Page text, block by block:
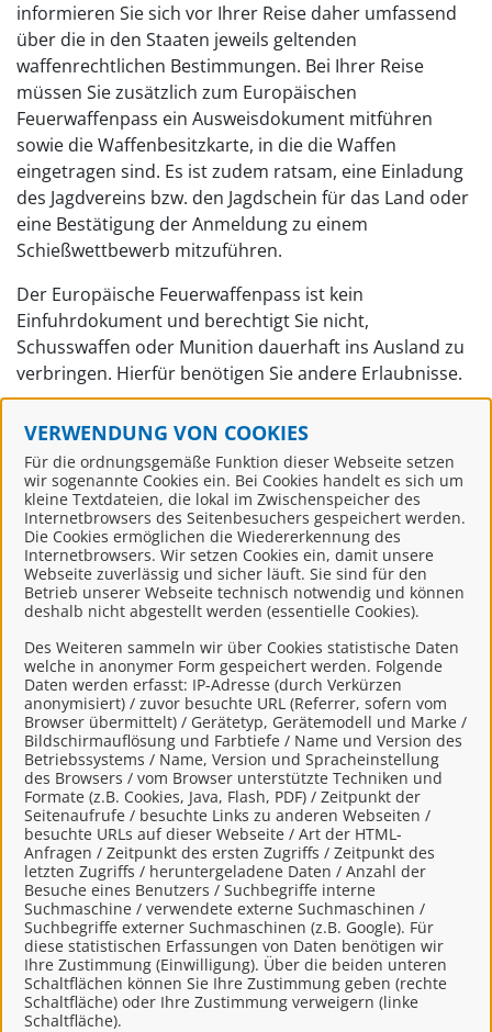
VERWENDUNG VON COOKIES
Für die ordnungsgemäße Funktion dieser Webseite setzen
wir sogenannte Cookies ein. Bei Cookies handelt es sich um
kleine Textdateien, die lokal im Zwischenspeicher des
Internetbrowsers des Seitenbesuchers gespeichert werden.
Die Cookies ermöglichen die Wiedererkennung des
Internetbrowsers. Wir setzen Cookies ein, damit unsere
Webseite zuverlässig und sicher läuft. Sie sind für den
Betrieb unserer Webseite technisch notwendig und können
deshalb nicht abgestellt werden (essentielle Cookies).
Des Weiteren sammeln wir über Cookies statistische Daten
welche in anonymer Form gespeichert werden. Folgende
Daten werden erfasst: IP-Adresse (durch Verkürzen
anonymisiert) / zuvor besuchte URL (Referrer, sofern vom
Browser übermittelt) / Gerätetyp, Gerätemodell und Marke /
Bildschirmauflösung und Farbtiefe / Name und Version des
Betriebssystems / Name, Version und Spracheinstellung
des Browsers / vom Browser unterstützte Techniken und
Formate (z.B. Cookies, Java, Flash, PDF) / Zeitpunkt der
Seitenaufrufe / besuchte Links zu anderen Webseiten /
besuchte URLs auf dieser Webseite / Art der HTML-
Anfragen / Zeitpunkt des ersten Zugriffs / Zeitpunkt des
letzten Zugriffs / heruntergeladene Daten / Anzahl der
Besuche eines Benutzers / Suchbegriffe interne
Suchmaschine / verwendete externe Suchmaschinen /
Suchbegriffe externer Suchmaschinen (z.B. Google). Für
diese statistischen Erfassungen von Daten benötigen wir
Ihre Zustimmung (Einwilligung). Über die beiden unteren
Schaltflächen können Sie Ihre Zustimmung geben (rechte
Schaltfläche) oder Ihre Zustimmung verweigern (linke
Schaltfläche).
informieren Sie sich vor Ihrer Reise daher umfassend
über die in den Staaten jeweils geltenden
waffenrechtlichen Bestimmungen. Bei Ihrer Reise
müssen Sie zusätzlich zum Europäischen
Feuerwaffenpass ein Ausweisdokument mitführen
sowie die Waffenbesitzkarte, in die die Waffen
eingetragen sind. Es ist zudem ratsam, eine Einladung
des Jagdvereins bzw. den Jagdschein für das Land oder
eine Bestätigung der Anmeldung zu einem
Schießwettbewerb mitzuführen.
Der Europäische Feuerwaffenpass ist kein
Einfuhrdokument und berechtigt Sie nicht,
Schusswaffen oder Munition dauerhaft ins Ausland zu
verbringen. Hierfür benötigen Sie andere Erlaubnisse.
An wen muss ich mich wenden?
Zuständige Stelle
Voraussetzungen
Welche Unterlagen werden benötigt?
Welche Gebühren fallen an?
Welche Fristen muss ich beachten?
Bearbeitungsdauer
Rechtsgrundlage
Links & Onlinedienste
zum Online-Antrag